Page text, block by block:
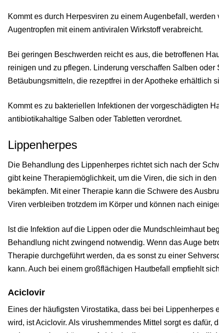
Kommt es durch Herpesviren zu einem Augenbefall,
Augentropfen mit einem antiviralen Wirkstoff verabreicht.
Bei geringen Beschwerden reicht es aus, die betroffenen
reinigen und zu pflegen. Linderung verschaffen Salben oder
Betäubungsmitteln, die rezeptfrei in der Apotheke erhältlich
Kommt es zu bakteriellen Infektionen der vorgeschädigten
antibiotikahaltige Salben oder Tabletten verordnet.
Lippenherpes
Die Behandlung des Lippenherpes richtet sich nach der
gibt keine Therapiemöglichkeit, um die Viren, die sich in
bekämpfen. Mit einer Therapie kann die Schwere des
Viren verbleiben trotzdem im Körper und können nach
Ist die Infektion auf die Lippen oder die Mundschleimhaut
Behandlung nicht zwingend notwendig. Wenn das Auge
Therapie durchgeführt werden, da es sonst zu einer
kann. Auch bei einem großflächigen Hautbefall empfiehlt
Aciclovir
Eines der häufigsten Virostatika, dass bei bei Lippenherpes
wird, ist Aciclovir. Als virushemmendes Mittel sorgt es dafür,